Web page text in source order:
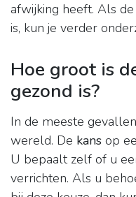
afwijking heeft. Als
is, kun je verder
Hoe groot is
gezond is?
In de meeste
wereld. De kans op
U bepaalt zelf of u
verrichten. Als u